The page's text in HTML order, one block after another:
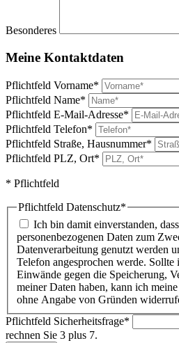
Besonderes
Meine Kontaktdaten
Pflichtfeld Vorname*
Pflichtfeld Name*
Pflichtfeld E-Mail-Adresse*
Pflichtfeld Telefon*
Pflichtfeld Straße, Hausnummer*
Pflichtfeld PLZ, Ort*
* Pflichtfeld
Pflichtfeld Datenschutz*
Ich bin damit einverstanden,
personenbezogenen Daten zum
Datenverarbeitung genutzt werden
Telefon angesprochen werde.
Einwände gegen die Speicherung,
meiner Daten haben, kann ich
ohne Angabe von Gründen
Pflichtfeld Sicherheitsfrage*
rechnen Sie 3 plus 7.